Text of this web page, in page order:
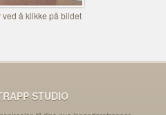
å klikke på bildet
STUDIO